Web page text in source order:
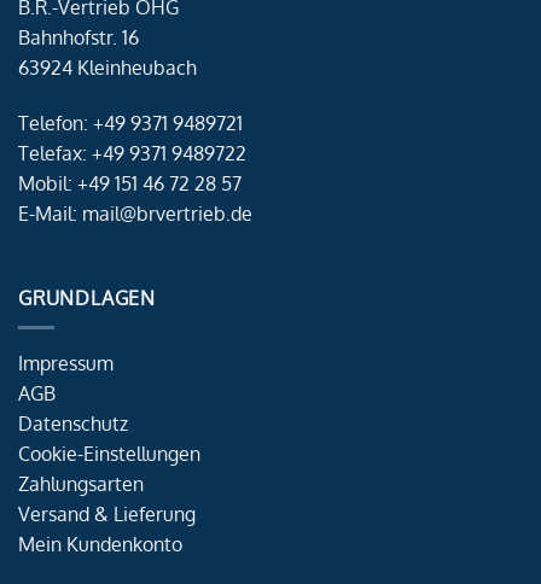
B.R.-Vertrieb OHG
Bahnhofstr. 16
63924 Kleinheubach
Telefon: +49 9371 9489721
Telefax: +49 9371 9489722
Mobil: +49 151 46 72 28 57
E-Mail: mail@brvertrieb.de
GRUNDLAGEN
Impressum
AGB
Datenschutz
Cookie-Einstellungen
Zahlungsarten
Versand & Lieferung
Mein Kundenkonto